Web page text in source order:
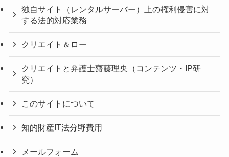
独自サイト（レンタルサーバー）上の権利侵害に対
する法的対応業務
クリエイト＆ロー
クリエイトと弁護士齋藤理央（コンテンツ・IP研
究）
このサイトについて
知的財産IT法分野費用
メールフォーム